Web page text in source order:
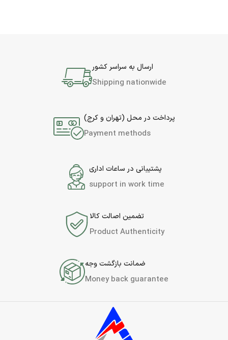
ارسال به سراسر کشور
Shipping nationwide
پرداخت در محل (تهران و کرج)
Payment methods
پشتیبانی در ساعات اداری
support in work time
تضمین اصالت کالا
Product Authenticity
ضمانت بازگشت وجه
Money back guarantee